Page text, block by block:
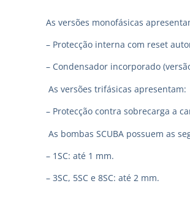
As versões monofásicas
– Protecção interna com reset
– Condensador incorporado
As versões trifásicas apresentam:
– Protecção contra sobrecarga a
As bombas SCUBA possuem as
– 1SC: até 1 mm.
– 3SC, 5SC e 8SC: até 2 mm.